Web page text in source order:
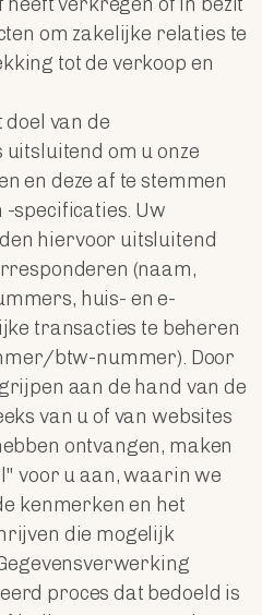
om zakelijke relaties te
tot de verkoop en
doel van de
om u onze
en deze af te stemmen
-specificaties. Uw
hiervoor uitsluitend
(naam,
huis- en e-
transacties te beheren
btw-nummer). Door
aan de hand van de
van u of van websites
ontvangen, maken
voor u aan, waarin we
kenmerken en het
die mogelijk
proces dat bedoeld is